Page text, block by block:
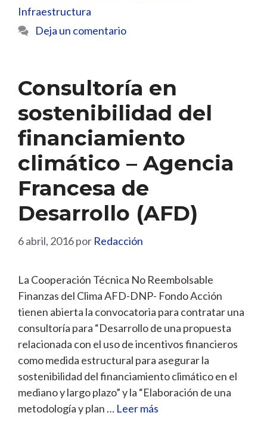
Infraestructura
Deja un comentario
Consultoría en
sostenibilidad del
financiamiento
climático – Agencia
Francesa de
Desarrollo (AFD)
6 abril, 2016por Redacción
La Cooperación Técnica No Reembolsable
Finanzas del Clima AFD-DNP- Fondo Acción
tienen abierta la convocatoria para contratar una
consultoría para “Desarrollo de una propuesta
relacionada con el uso de incentivos financieros
como medida estructural para asegurar la
sostenibilidad del financiamiento climático en el
mediano y largo plazo” y la “Elaboración de una
metodología y plan … Leer más